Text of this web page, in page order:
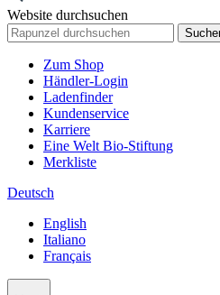
Website durchsuchen
Zum Shop
Händler-Login
Ladenfinder
Kundenservice
Karriere
Eine Welt Bio-Stiftung
Merkliste
Deutsch
English
Italiano
Français